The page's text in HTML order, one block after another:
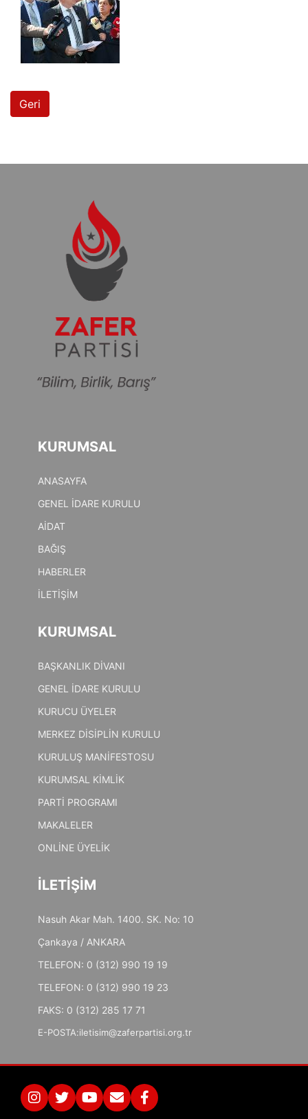
Geri
KURUMSAL
ANASAYFA
GENEL İDARE KURULU
AİDAT
BAĞIŞ
HABERLER
İLETİŞİM
KURUMSAL
BAŞKANLIK DİVANI
GENEL İDARE KURULU
KURUCU ÜYELER
MERKEZ DİSİPLİN KURULU
KURULUŞ MANİFESTOSU
KURUMSAL KİMLİK
PARTİ PROGRAMI
MAKALELER
ONLİNE ÜYELİK
İLETİŞİM
Nasuh Akar Mah. 1400. SK. No: 10
Çankaya / ANKARA
TELEFON: 0 (312) 990 19 19
TELEFON: 0 (312) 990 19 23
FAKS: 0 (312) 285 17 71
E-POSTA:iletisim@zaferpartisi.org.tr